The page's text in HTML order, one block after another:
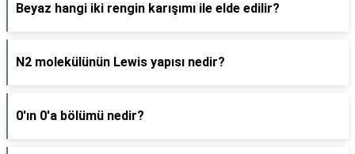
Beyaz hangi iki rengin karışımı ile elde edilir?
N2 molekülünün Lewis yapısı nedir?
0'ın 0'a bölümü nedir?